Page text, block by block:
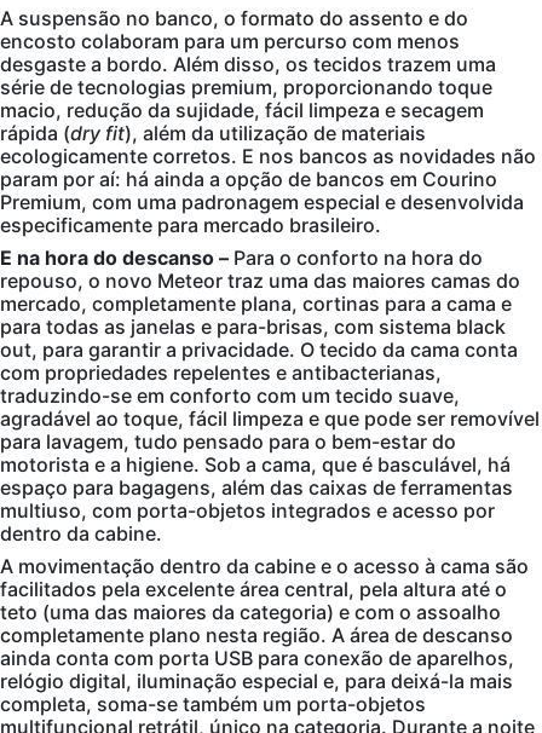
A suspensão no banco, o formato do assento e do
encosto colaboram para um percurso com menos
desgaste a bordo. Além disso, os tecidos trazem uma
série de tecnologias premium, proporcionando toque
macio, redução da sujidade, fácil limpeza e secagem
rápida (dry fit), além da utilização de materiais
ecologicamente corretos. E nos bancos as novidades não
param por aí: há ainda a opção de bancos em Courino
Premium, com uma padronagem especial e desenvolvida
especificamente para mercado brasileiro.
E na hora do descanso – Para o conforto na hora do
repouso, o novo Meteor traz uma das maiores camas do
mercado, completamente plana, cortinas para a cama e
para todas as janelas e para-brisas, com sistema black
out, para garantir a privacidade. O tecido da cama conta
com propriedades repelentes e antibacterianas,
traduzindo-se em conforto com um tecido suave,
agradável ao toque, fácil limpeza e que pode ser removível
para lavagem, tudo pensado para o bem-estar do
motorista e a higiene. Sob a cama, que é basculável, há
espaço para bagagens, além das caixas de ferramentas
multiuso, com porta-objetos integrados e acesso por
dentro da cabine.
A movimentação dentro da cabine e o acesso à cama são
facilitados pela excelente área central, pela altura até o
teto (uma das maiores da categoria) e com o assoalho
completamente plano nesta região. A área de descanso
ainda conta com porta USB para conexão de aparelhos,
relógio digital, iluminação especial e, para deixá-la mais
completa, soma-se também um porta-objetos
multifuncional retrátil, único na categoria. Durante a noite